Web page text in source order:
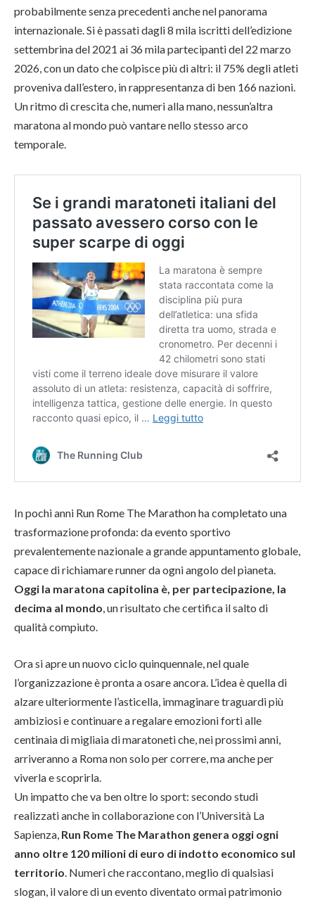
probabilmente senza precedenti anche nel panorama
internazionale. Si è passati dagli 8 mila iscritti dell’edizione
settembrina del 2021 ai 36 mila partecipanti del 22 marzo
2026, con un dato che colpisce più di altri: il 75% degli atleti
proveniva dall’estero, in rappresentanza di ben 166 nazioni.
Un ritmo di crescita che, numeri alla mano, nessun’altra
maratona al mondo può vantare nello stesso arco
temporale.
In pochi anni Run Rome The Marathon ha completato una
trasformazione profonda: da evento sportivo
prevalentemente nazionale a grande appuntamento globale,
capace di richiamare runner da ogni angolo del pianeta.
Oggi la maratona capitolina è, per partecipazione, la
decima al mondo, un risultato che certifica il salto di
qualità compiuto.
Ora si apre un nuovo ciclo quinquennale, nel quale
l’organizzazione è pronta a osare ancora. L’idea è quella di
alzare ulteriormente l’asticella, immaginare traguardi più
ambiziosi e continuare a regalare emozioni forti alle
centinaia di migliaia di maratoneti che, nei prossimi anni,
arriveranno a Roma non solo per correre, ma anche per
viverla e scoprirla.
Un impatto che va ben oltre lo sport: secondo studi
realizzati anche in collaborazione con l’Università La
Sapienza, Run Rome The Marathon genera oggi ogni
anno oltre 120 milioni di euro di indotto economico sul
territorio . Numeri che raccontano, meglio di qualsiasi
slogan, il valore di un evento diventato ormai patrimonio